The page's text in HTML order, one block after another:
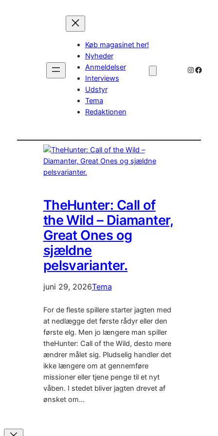
Køb magasinet her!
Nyheder
Anmeldelser
Interviews
Udstyr
Tema
Redaktionen
TheHunter: Call of
the Wild – Diamanter,
Great Ones og
sjældne
pelsvarianter.
juni 29, 2026Tema
For de fleste spillere starter jagten med
at nedlægge det første rådyr eller den
første elg. Men jo længere man spiller
theHunter: Call of the Wild, desto mere
ændrer målet sig. Pludselig handler det
ikke længere om at gennemføre
missioner eller tjene penge til et nyt
våben. I stedet bliver jagten drevet af
ønsket om…